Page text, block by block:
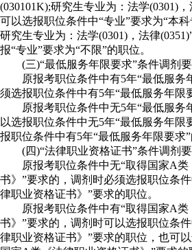
(030101K);研究生专业为：法学(0301)
可以选报职位条件中“专业”要求为“本
研究生专业为：法学(0301)，法律
报“专业”要求为“不限”的职位。
(三)“最低服务年限要求”条件调剂
原报考职位条件中有5年“最低服务
须选报职位条件中有5年“最低服务年限
原报考职位条件中无5年“最低服务
以选报职位条件中无5年“最低服务年限
报职位条件中有5年“最低服务年限要求”
(四)“法律职业资格证书”条件调剂
原报考职位条件中无“取得国家A类
书》”要求的，调剂时必须选报职位条
律职业资格证书》”要求的职位。
原报考职位条件中有“取得国家A类
书》”要求的，调剂时可以选报职位条
律职业资格证书》”要求的职位，也可